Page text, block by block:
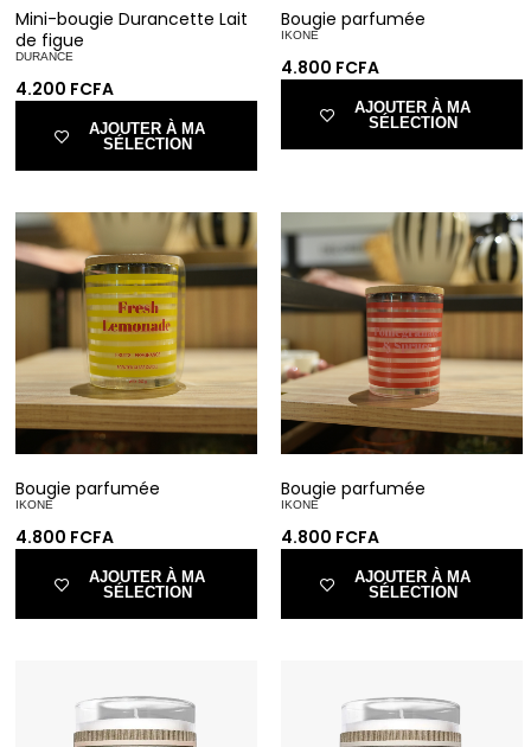
Mini-bougie Durancette Lait
de figue
DURANCE
4.200 FCFA
AJOUTER À MA
SÉLECTION
Bougie parfumée
IKONE
4.800 FCFA
AJOUTER À MA
SÉLECTION
Bougie parfumée
IKONE
4.800 FCFA
AJOUTER À MA
SÉLECTION
Bougie parfumée
IKONE
4.800 FCFA
AJOUTER À MA
SÉLECTION